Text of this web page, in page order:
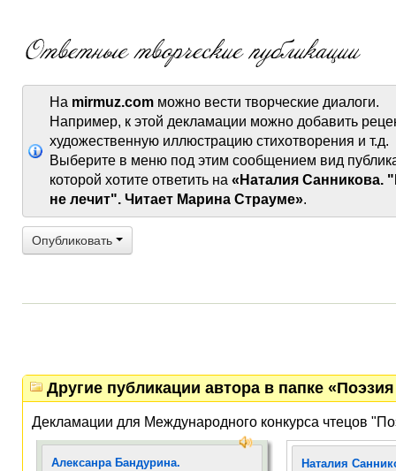
На mirmuz.com можно вести творческие диалоги.
Например, к этой декламации можно добавить
художественную иллюстрацию стихотворения и т.д.
Выберите в меню под этим сообщением вид
которой хотите ответить на «Наталия Санникова.
не лечит". Читает Марина Страуме».
Опубликовать
Другие публикации автора в папке
Декламации для Международного конкурса чтецов
Алексанра Бандурина.
Наталия